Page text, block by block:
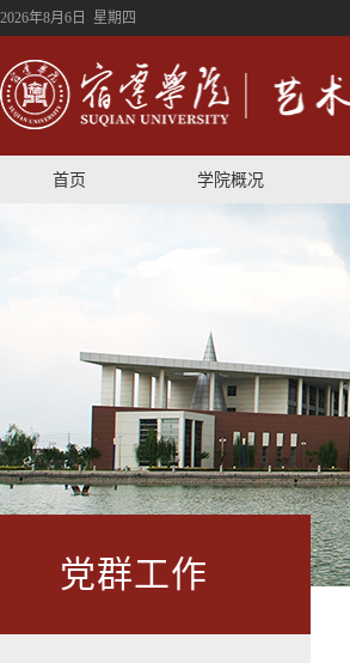
2026年8月6日 星期四
首页 学院概况
党群工作